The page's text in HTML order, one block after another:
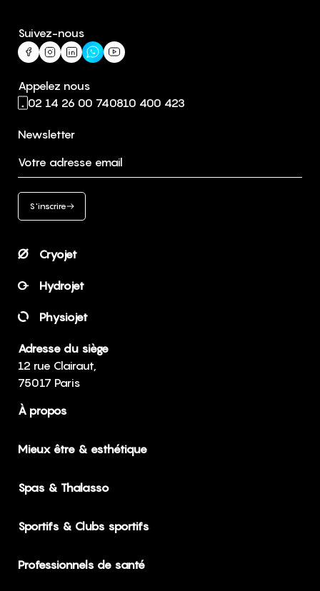
Cryojet
Hydrojet
Physiojet
Adresse du siège
12 rue Clairaut,
75017 Paris
À propos
Mieux être & esthétique
Spas & Thalasso
Sportifs & Clubs sportifs
Professionnels de santé
Suivez-nous
Appelez nous
02 14 26 00 740810 400 423
Newsletter
Votre adresse email
S'inscrire